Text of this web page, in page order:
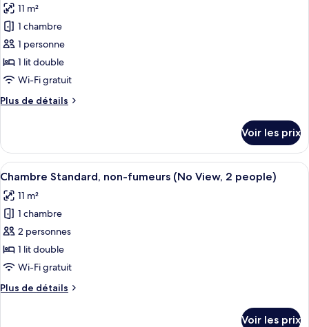
1
person)
Standard,
non-
fumeurs
(No
View,
person)
photos
pour
ce
type
de
chambre :
Chambre
fumeurs
(Sky
Floor,
1
person)
11 m²
1 chambre
1 personne
1 lit double
Wi-Fi gratuit
Plus de détails
Plus
le
type
de
Chambre
Standard,
non-
fumeurs
(Sky
Floor,
person)
Voir les prix
Afficher
toutes
les
photos
pour
ce
type
chambre :
Chambre Standard, non-fumeurs
14
Chambre Standard, non-fumeurs (No View, 2 people)
11 m²
1 chambre
2 personnes
1 lit double
Wi-Fi gratuit
Plus de détails
Plus
Voir les prix